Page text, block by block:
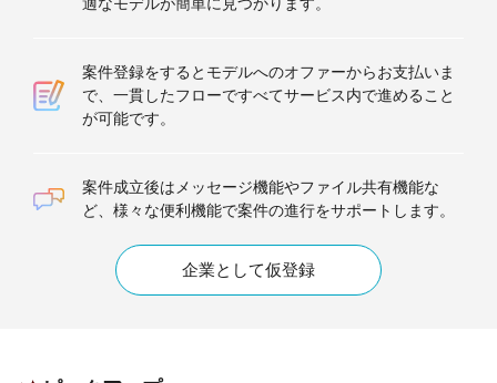
適なモデルが簡単に見つかります。
案件登録をするとモデルへのオファーからお支払いま
で、一貫したフローですべてサービス内で進めること
が可能です。
案件成立後はメッセージ機能やファイル共有機能な
ど、様々な便利機能で案件の進行をサポートします。
企業として仮登録